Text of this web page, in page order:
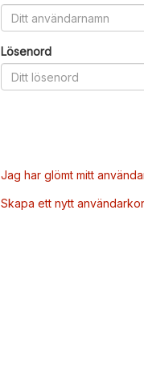
Lösenord
Jag har glömt mitt
Skapa ett nytt